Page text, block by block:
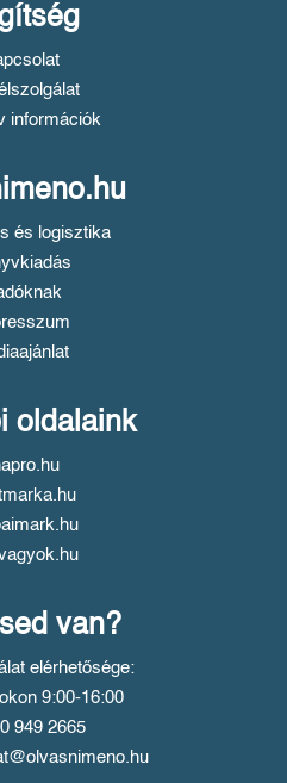
információk
és logisztika
oldalaink
van?
elérhetősége:
9:00-16:00
949 2665